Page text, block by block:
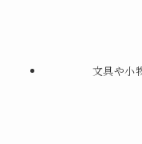
文具や小